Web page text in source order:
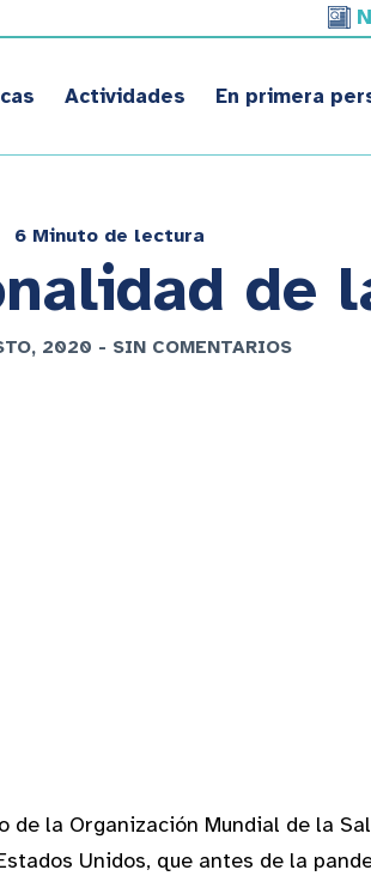
Actividades En primera
6 Minuto de lectura
de
2020 - SIN COMENTARIOS
la Organización Mundial de la
Unidos, que antes de la